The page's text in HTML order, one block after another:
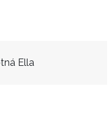
Ella